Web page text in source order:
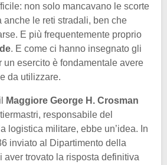
non solo mancavano le scorte
anche le reti stradali, ben che
E più frequentemente proprio
. E come ci hanno insegnato gli
un esercito è fondamentale avere
da utilizzare.
Maggiore George H. Crosman
responsabile del
logistica militare, ebbe un’idea. In
inviato al Dipartimento della
aver trovato la risposta definitiva